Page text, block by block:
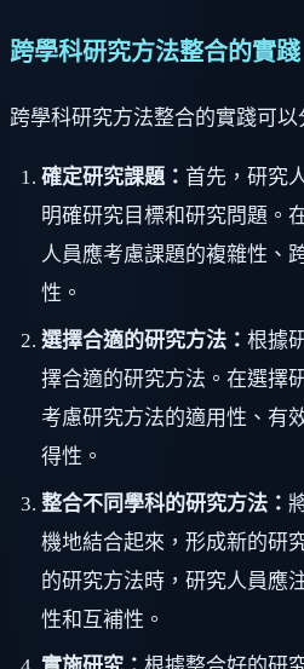
跨學科研究方法整合的實踐
跨學科研究方法整合的實踐可以
確定研究課題： 首先，研究
明確研究目標和研究問題。
人員應考慮課題的複雜性、
性。
選擇合適的研究方法： 根據
擇合適的研究方法。在選擇
考慮研究方法的適用性、有
得性。
整合不同學科的研究方法：
機地結合起來，形成新的研
的研究方法時，研究人員應
性和互補性。